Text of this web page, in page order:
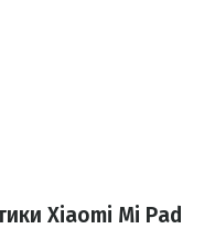
Xiaomi Mi Pad